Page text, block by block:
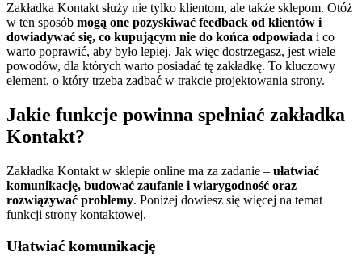
Zakładka Kontakt służy nie tylko klientom, ale także sklepom. Otóż
w ten sposób mogą one pozyskiwać feedback od klientów i
dowiadywać się, co kupującym nie do końca odpowiada i co
warto poprawić, aby było lepiej. Jak więc dostrzegasz, jest wiele
powodów, dla których warto posiadać tę zakładkę. To kluczowy
element, o który trzeba zadbać w trakcie projektowania strony.
Jakie funkcje powinna spełniać zakładka
Kontakt?
Zakładka Kontakt w sklepie online ma za zadanie – ułatwiać
komunikację, budować zaufanie i wiarygodność oraz
rozwiązywać problemy. Poniżej dowiesz się więcej na temat
funkcji strony kontaktowej.
Ułatwiać komunikację